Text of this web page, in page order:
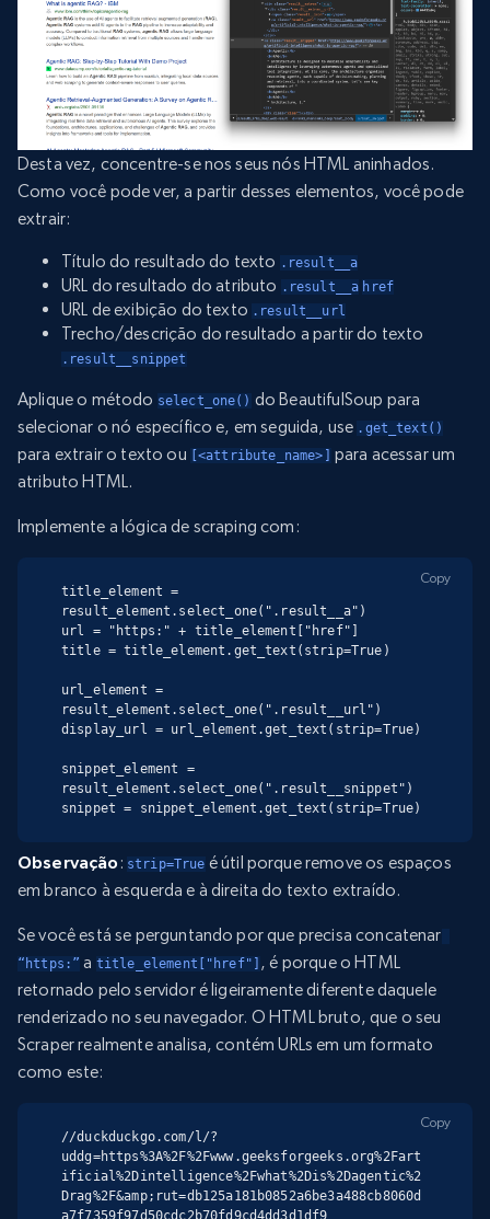
Desta vez, concentre-se nos seus nós HTML aninhados.
Como você pode ver, a partir desses elementos, você pode
extrair:
Título do resultado do texto .result__a
URL do resultado do atributo .result__a href
URL de exibição do texto .result__url
Trecho/descrição do resultado a partir do texto
.result__snippet
Aplique o método select_one() do BeautifulSoup para
selecionar o nó específico e, em seguida, use .get_text()
para extrair o texto ou [<attribute_name>]
para acessar um
atributo HTML.
Implemente a lógica de scraping com:
title_element =
result_element.select_one(".result__a")
url = "https:" + title_element["href"]
title = title_element.get_text(strip=True)
url_element =
result_element.select_one(".result__url")
display_url = url_element.get_text(strip=True)
snippet_element =
result_element.select_one(".result__snippet")
snippet = snippet_element.get_text(strip=True)
Copy
Observação : strip=True é útil porque remove os espaços
em branco à esquerda e à direita do texto extraído.
Se você está se perguntando por que precisa concatenar
“https:” a title_element["href"] , é porque o HTML
retornado pelo servidor é ligeiramente diferente daquele
renderizado no seu navegador. O HTML bruto, que o seu
Scraper realmente analisa, contém URLs em um formato
como este:
//duckduckgo.com/l/?
uddg=https%3A%2F%2Fwww.geeksforgeeks.org%2Fart
ificial%2Dintelligence%2Fwhat%2Dis%2Dagentic%2
Drag%2F&amp;rut=db125a181b0852a6be3a488cb8060d
a7f7359f97d50cdc2b70fd9cd4dd3d1df9
Copy